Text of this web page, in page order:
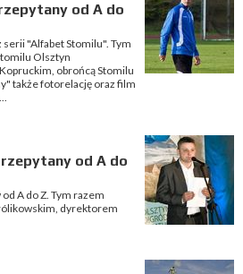
od A do
"Alfabet Stomilu". Tym
Olsztyn
obrońcą Stomilu
także fotorelację oraz film
od A do
A do Z. Tym razem
dyrektorem